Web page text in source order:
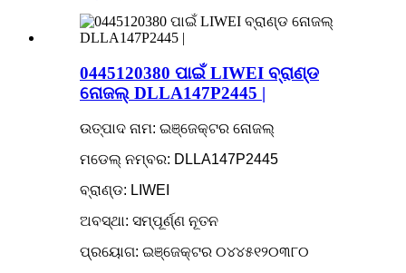
0445120380 ପାଇଁ LIWEI ବ୍ରାଣ୍ଡ
ନୋଜଲ୍ DLLA147P2445 |
ଉତ୍ପାଦ ନାମ: ଇଞ୍ଜେକ୍ଟର ନୋଜଲ୍
ମଡେଲ୍ ନମ୍ବର: DLLA147P2445
ବ୍ରାଣ୍ଡ: LIWEI
ଅବସ୍ଥା: ସମ୍ପୂର୍ଣ୍ଣ ନୂତନ
ପ୍ରୟୋଗ: ଇଞ୍ଜେକ୍ଟର ୦୪୪୫୧୨୦୩୮୦